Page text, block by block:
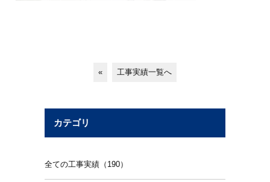
« 工事実績一覧へ
カテゴリ
全ての工事実績（190）